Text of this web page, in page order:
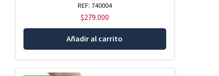
REF: 740004
$279.000
Añadir al carrito